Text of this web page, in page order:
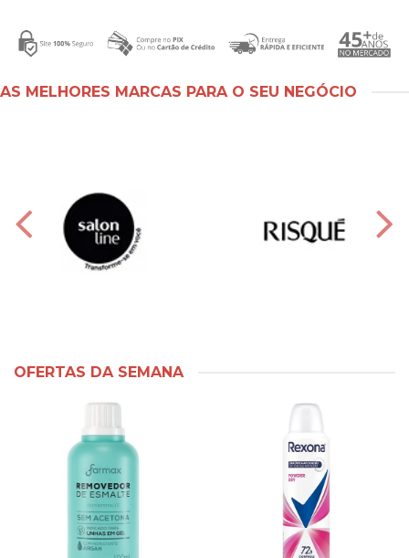
AS MELHORES MARCAS PARA O SEU NEGÓCIO
OFERTAS DA SEMANA